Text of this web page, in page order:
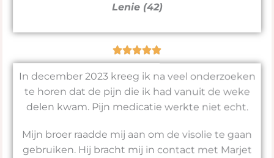
Lenie (42)
In december 2023 kreeg ik na veel onderzoeken
te horen dat de pijn die ik had vanuit de weke
delen kwam. Pijn medicatie werkte niet echt.
Mijn broer raadde mij aan om de visolie te gaan
gebruiken. Hij bracht mij in contact met Marjet